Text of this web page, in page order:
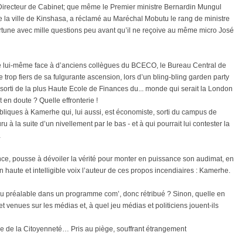
de Cabinet; que même le Premier ministre Bernardin Mungul
la ville de Kinshasa, a réclamé au Maréchal Mobutu le rang de ministre
avec mille questions peu avant qu’il ne reçoive au même micro José
même face à d’anciens collègues du BCECO, le Bureau Central de
fiers de sa fulgurante ascension, lors d’un bling-bling garden party
de la plus Haute Ecole de Finances du... monde qui serait la London
en doute ? Quelle effronterie !
à Kamerhe qui, lui aussi, est économiste, sorti du campus de
à la suite d’un nivellement par le bas - et à qui pourrait lui contester la
pousse à dévoiler la vérité pour monter en puissance son audimat, en
haute et intelligible voix l’auteur de ces propos incendiaires : Kamerhe.
préalable dans un programme com’, donc rétribué ? Sinon, quelle en
sur les médias et, à quel jeu médias et politiciens jouent-ils
de la Citoyenneté… Pris au piège, souffrant étrangement